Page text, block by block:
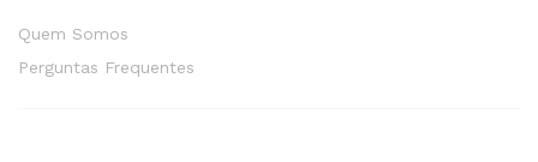
Quem Somos
Perguntas Frequentes